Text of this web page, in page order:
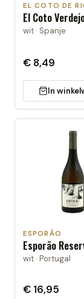
EL COTO DE
El Coto
wit · Spanje
€ 8,49
In
ESPORÃO
Esporão
wit · Portugal
€ 16,95